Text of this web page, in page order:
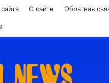
О сайте Обратная